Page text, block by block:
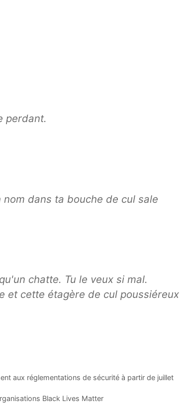
perdant.
dans ta bouche de cul sale
chatte. Tu le veux si mal.
et cette étagère de cul poussiéreux
aux réglementations de sécurité à partir de juillet
Black Lives Matter